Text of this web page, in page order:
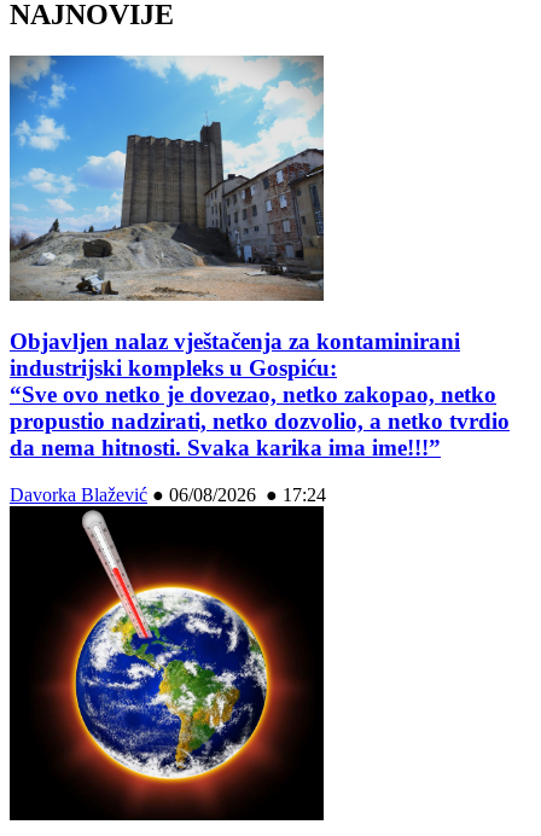
NAJNOVIJE
Objavljen nalaz vještačenja za kontaminirani
industrijski kompleks u Gospiću:
“Sve ovo netko je dovezao, netko zakopao, netko
propustio nadzirati, netko dozvolio, a netko tvrdio
da nema hitnosti. Svaka karika ima ime!!!”
Davorka Blažević ● 06/08/2026 ● 17:24